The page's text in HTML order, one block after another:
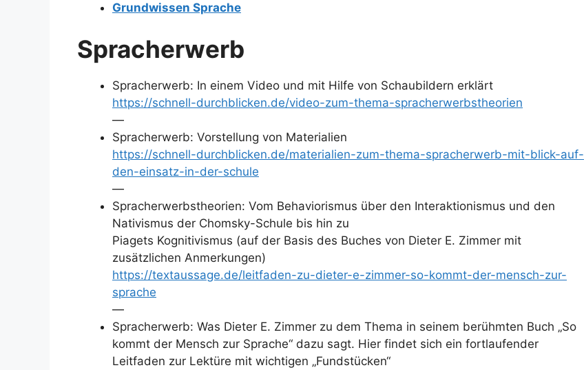
Grundwissen Sprache
Spracherwerb
Spracherwerb: In einem Video und mit Hilfe von Schaubildern erklärt
https://schnell-durchblicken.de/video-zum-thema-spracherwerbstheorien
—
Spracherwerb: Vorstellung von Materialien
https://schnell-durchblicken.de/materialien-zum-thema-spracherwerb-mit-blick-auf-
den-einsatz-in-der-schule
—
Spracherwerbstheorien: Vom Behaviorismus über den Interaktionismus und den
Nativismus der Chomsky-Schule bis hin zu
Piagets Kognitivismus (auf der Basis des Buches von Dieter E. Zimmer mit
zusätzlichen Anmerkungen)
https://textaussage.de/leitfaden-zu-dieter-e-zimmer-so-kommt-der-mensch-zur-
sprache
—
Spracherwerb: Was Dieter E. Zimmer zu dem Thema in seinem berühmten Buch „So
kommt der Mensch zur Sprache“ dazu sagt. Hier findet sich ein fortlaufender
Leitfaden zur Lektüre mit wichtigen „Fundstücken“